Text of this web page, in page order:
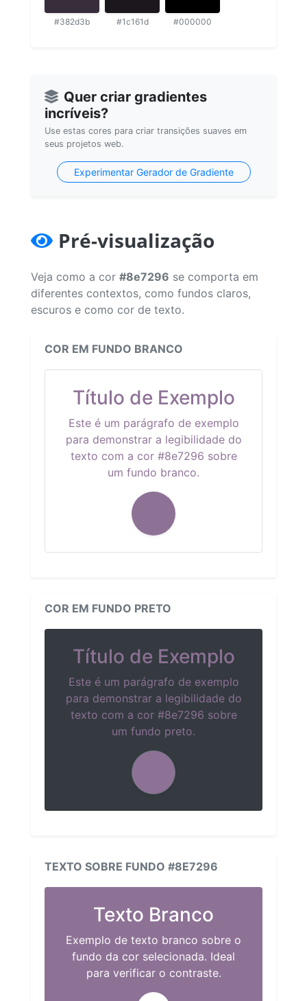
#382d3b #1c161d #000000
Quer criar gradientes
incríveis?
Use estas cores para criar transições suaves em
seus projetos web.
Experimentar Gerador de Gradiente
Pré-visualização
Veja como a cor #8e7296 se comporta em
diferentes contextos, como fundos claros,
escuros e como cor de texto.
COR EM FUNDO BRANCO
Título de Exemplo
Este é um parágrafo de exemplo
para demonstrar a legibilidade do
texto com a cor #8e7296 sobre
um fundo branco.
COR EM FUNDO PRETO
Título de Exemplo
Este é um parágrafo de exemplo
para demonstrar a legibilidade do
texto com a cor #8e7296 sobre
um fundo preto.
TEXTO SOBRE FUNDO #8E7296
Texto Branco
Exemplo de texto branco sobre o
fundo da cor selecionada. Ideal
para verificar o contraste.